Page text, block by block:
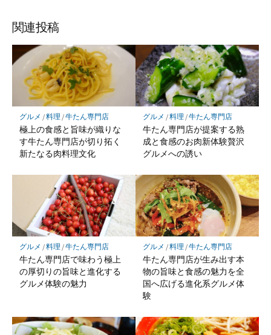
関連投稿
グルメ /料理 /牛たん専門店
極上の食感と旨味が織りな
す牛たん専門店が切り拓く
新たなる肉料理文化
グルメ /料理 /牛たん専門店
牛たん専門店が提案する熟
成と食感のお肉新体験贅沢
グルメへの誘い
グルメ /料理 /牛たん専門店
牛たん専門店で味わう極上
の厚切りの旨味と進化する
グルメ体験の魅力
グルメ /料理 /牛たん専門店
牛たん専門店が生み出す本
物の旨味と食感の魅力を全
国へ広げる進化系グルメ体
験